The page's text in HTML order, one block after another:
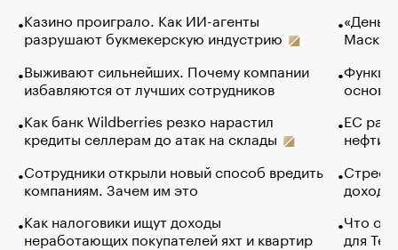
Казино проиграло. Как ИИ-агенты
разрушают букмекерскую индустрию
Выживают сильнейших. Почему компании
избавляются от лучших сотрудников
Как банк Wildberries резко нарастил
кредиты селлерам до атак на склады
Сотрудники открыли новый способ вредить
компаниям. Зачем им это
Как налоговики ищут доходы
неработающих покупателей яхт и квартир
Маск в
основ
ЕС
нефти
Что
для